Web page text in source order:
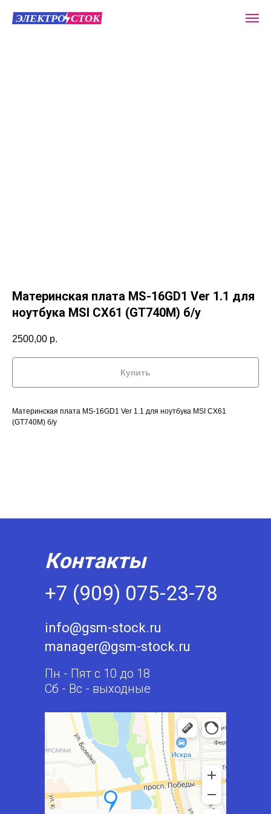
Материнская плата MS-16GD1 Ver 1.1 для
ноутбука MSI CX61 (GT740M) б/у
2500,00 р.
Купить
Материнская плата MS-16GD1 Ver 1.1 для ноутбука MSI CX61
(GT740M) б/у
Контакты
Пн - Пят с 10 до 18
Сб - Вс - выходные
info@gsm-stock.ru
manager@gsm-stock.ru
+7 (909) 075-23-78